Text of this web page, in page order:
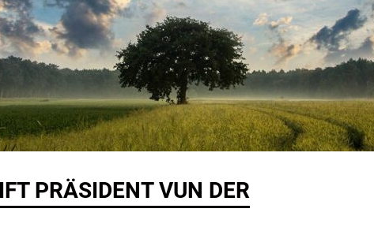
PRÄSIDENT VUN DER